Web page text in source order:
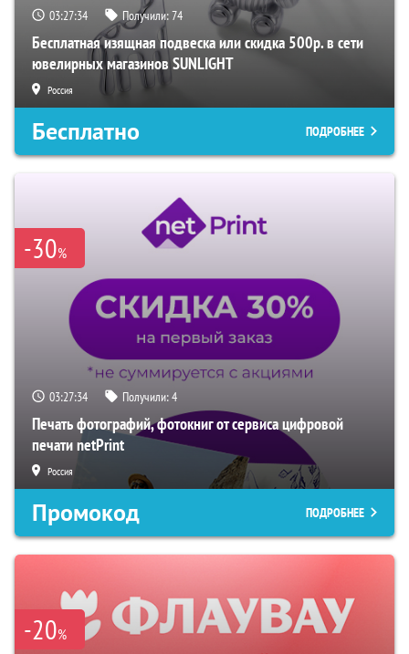
03:27:33 Получили:74
Бесплатная изящная подвеска или скидка 500р. в сети
ювелирных магазинов SUNLIGHT
Россия
Бесплатно ПОДРОБНЕЕ
-30%
03:27:33 Получили:4
Печать фотографий, фотокниг от сервиса цифровой
печати netPrint
Россия
Промокод ПОДРОБНЕЕ
-20%